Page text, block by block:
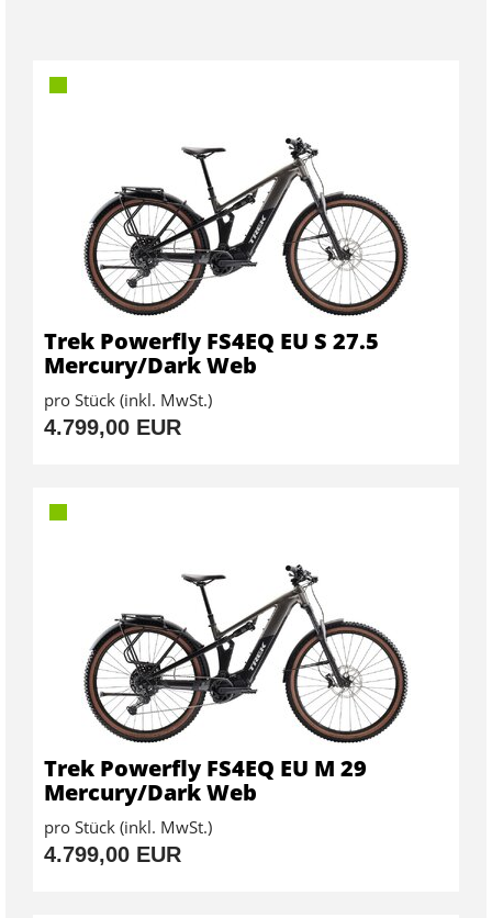
Trek Powerfly FS4EQ EU S 27.5
Mercury/Dark Web
pro Stück (inkl. MwSt.)
4.799,00 EUR
Trek Powerfly FS4EQ EU M 29
Mercury/Dark Web
pro Stück (inkl. MwSt.)
4.799,00 EUR